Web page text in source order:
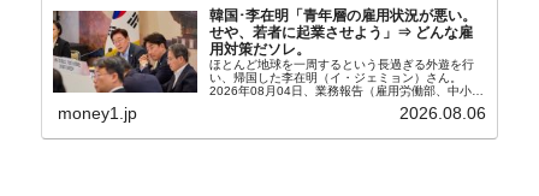
韓国･李在明「青年層の雇用状況が悪い。
せや、若者に起業させよう」⇒ どんな雇
用対策だソレ。
ほとんど地球を一周するという長過ぎる外遊を行
い、帰国した李在明（イ・ジェミョン）さん。
2026年08月04日、業務報告（雇用労働部、中小ベ
上、韓国大統領に成りおおせた李在明（イ・ジェミ
money1.jp 2026.08.06